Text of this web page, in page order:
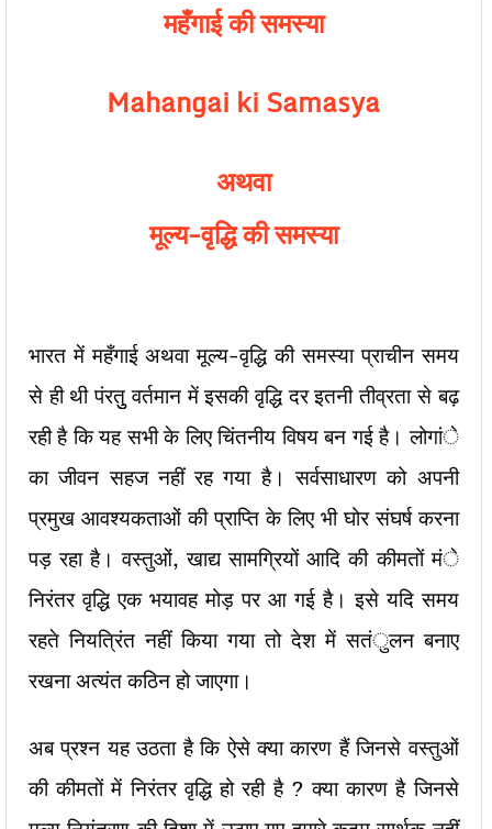
महँगाई की समस्या
Mahangai ki Samasya
अथवा
मूल्य-वृद्धि की समस्या
भारत में महँगाई अथवा मूल्य-वृद्धि की समस्या प्राचीन समय
से ही थी पंरतुु वर्तमान में इसकी वृद्धि दर इतनी तीव्रता से बढ़
रही है कि यह सभी के लिए चिंतनीय विषय बन गई है। लोगांे
का जीवन सहज नहीं रह गया है। सर्वसाधारण को अपनी
प्रमुख आवश्यकताओं की प्राप्ति के लिए भी घोर संघर्ष करना
पड़ रहा है। वस्तुओं, खाद्य सामग्रियों आदि की कीमतों मंे
निरंतर वृद्धि एक भयावह मोड़ पर आ गई है। इसे यदि समय
रहते नियत्रिंत नहीं किया गया तो देश में सतंुलन बनाए
रखना अत्यंत कठिन हो जाएगा।
अब प्रश्न यह उठता है कि ऐसे क्या कारण हैं जिनसे वस्तुओं
की कीमतों में निरंतर वृद्धि हो रही है ? क्या कारण है जिनसे